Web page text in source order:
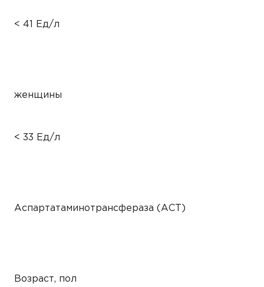
< 41 Ед/л
женщины
< 33 Ед/л
Аспартатаминотрансфераза (АСТ)
Возраст, пол